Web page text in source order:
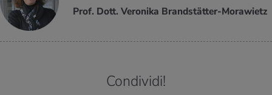
Prof. Dott. Veronika Brandstätter-Morawietz
Condividi!